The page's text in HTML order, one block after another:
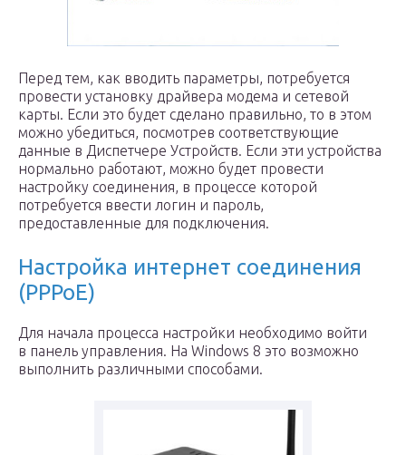
Перед тем, как вводить параметры, потребуется
провести установку драйвера модема и сетевой
карты. Если это будет сделано правильно, то в этом
можно убедиться, посмотрев соответствующие
данные в Диспетчере Устройств. Если эти устройства
нормально работают, можно будет провести
настройку соединения, в процессе которой
потребуется ввести логин и пароль,
предоставленные для подключения.
Настройка интернет соединения
(PPPoE)
Для начала процесса настройки необходимо войти
в панель управления. На Windows 8 это возможно
выполнить различными способами.